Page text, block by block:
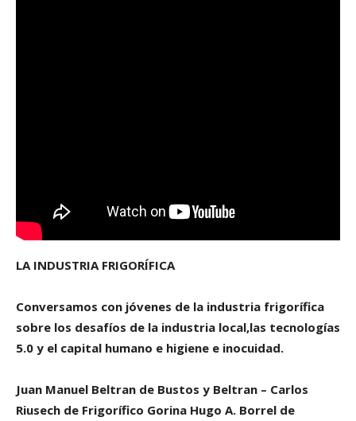
LA INDUSTRIA FRIGORÍFICA
Conversamos con jóvenes de la industria frigorífica
sobre los desafíos de la industria local,las tecnologías
5.0 y el capital humano e higiene e inocuidad.
Juan Manuel Beltran de Bustos y Beltran – Carlos
Riusech de Frigorífico Gorina Hugo A. Borrel de